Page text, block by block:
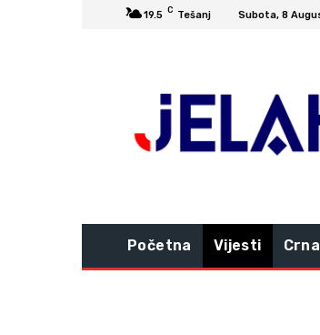
19.5 C Tešanj Subota, 8
Početna Vijesti